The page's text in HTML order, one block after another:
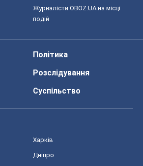
Журналісти OBOZ.UA на місці
подій
Політика
Розслідування
Суспільство
Харків
Дніпро